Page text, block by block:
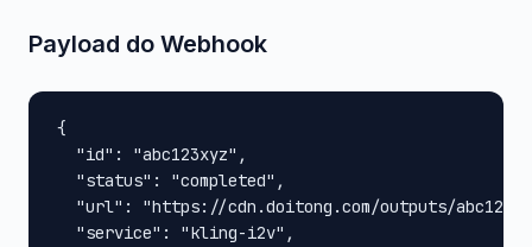
Payload do Webhook
{
  "id": "abc123xyz",
  "status": "completed",
"url": "https://cdn.doitong.com/outputs/
  "service": "kling-i2v",